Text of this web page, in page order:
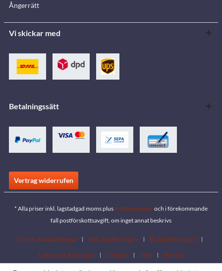
Ångerrätt
Vi skickar med
Betalningssätt
Vertrag widerrufen
* Alla priser inkl. lagstadgad moms plusfraktkostnaderoch i förekommande
fall postförskottsavgift, om inget annat beskrivs
Gratis nedladdningar Sök återförsäljare
Bli återförsäljare
Ladda ner kataloger
Contact Jobs Platser